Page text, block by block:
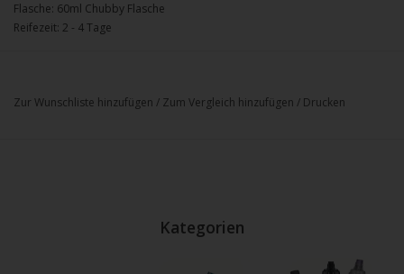
Flasche: 60ml Chubby Flasche
Reifezeit: 2 - 4 Tage
Zur Wunschliste hinzufügen / Zum Vergleich hinzufügen / Drucken
Kategorien